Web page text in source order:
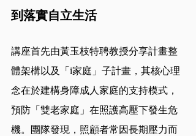
到落實自立生活
講座首先由黃玉枝特聘教授分享計畫整
體架構以及「i家庭」子計畫，其核心理
念在於建構身障成人家庭的支持模式，
預防「雙老家庭」在照護高壓下發生危
機。團隊發現，照顧者常因長期壓力而